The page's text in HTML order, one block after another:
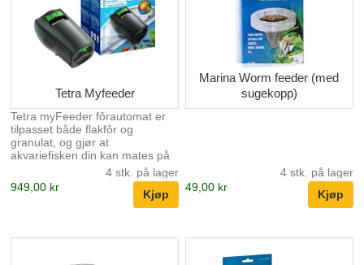
mot fukt Drives av 4 stk. AA
batterier Inntil 4 utfôringe...
Tetra Myfeeder
Tetra myFeeder fôrautomat er
tilpasset både flakfôr og
granulat, og gjør at
akvariefisken din kan mates på
en tilpasset og målrettet måte.
Det digitale displayet kan brukes
til å programmere opptil tre
4 stk. på lager
949,00 kr
Marina Worm feeder (med
sugekopp)
4 stk. på lager
49,00 kr